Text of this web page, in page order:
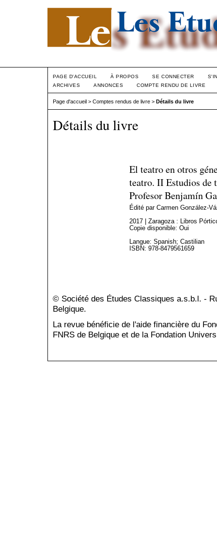
PAGE D'ACCUEIL À PROPOS SE CONNECTER
ARCHIVES
ANNONCES COMPTE RENDU DE LIVRE
Page d'accueil > Comptes rendus de livre > Détails du livre
Détails du livre
El teatro en otros
teatro. II Estudios de
Profesor Benjamín
Édité par Carmen González-
2017 | Zaragoza : Libros
Copie disponible: Oui
Langue: Spanish; Castilian
ISBN: 978-8479561659
© Société des Études Classiques a.s.b.l. -
Belgique.
La revue bénéficie de l'aide financière du
FNRS de Belgique et de la Fondation